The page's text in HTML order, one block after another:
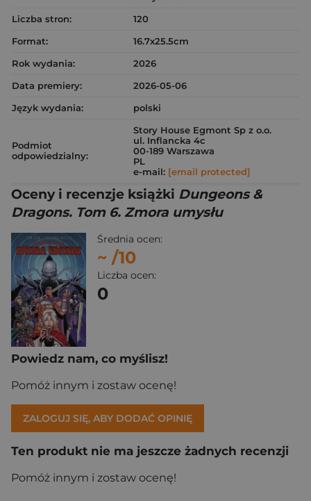
Liczba stron:
120
Format:
16.7x25.5cm
Rok wydania:
2026
Data premiery:
2026-05-06
Język wydania:
polski
Podmiot
odpowiedzialny:
Story House Egmont Sp z o.o.
ul. Inflancka 4c
00-189 Warszawa
PL
e-mail: [email protected]
Oceny i recenzje książki Dungeons &
Dragons. Tom 6. Zmora umysłu
Średnia ocen:
~ /10
Liczba ocen:
0
Powiedz nam, co myślisz!
Pomóż innym i zostaw ocenę!
ZALOGUJ SIĘ, ABY DODAĆ OPINIĘ
Ten produkt nie ma jeszcze żadnych recenzji
Pomóż innym i zostaw ocenę!